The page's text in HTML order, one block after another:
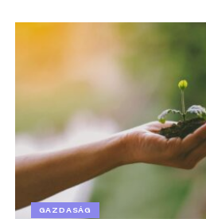
GAZDASÁG